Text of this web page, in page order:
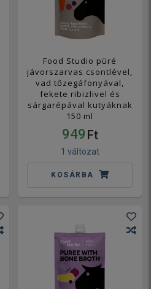
Food Studio püré
jávorszarvas csontlével,
vad tőzegáfonyával,
fekete ribizlivel és
sárgarépával kutyáknak
150 ml
949 Ft
1 változat
KOSÁRBA